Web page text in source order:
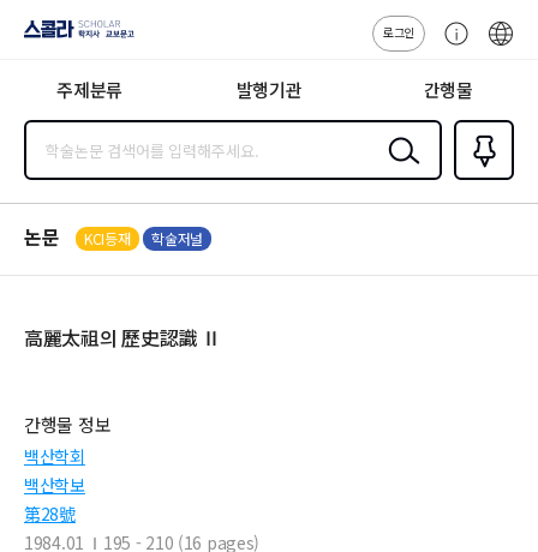
지사·교보문고
로그인
센
주제분류 발행기관 간행물
검색
즐겨찾
기0
논문 KCI등재 학술저널
高麗太祖의 歷史認識 Ⅱ
간행물 정보
백산학회
백산학보
第28號
1984.01
195 - 210 (16 pages)